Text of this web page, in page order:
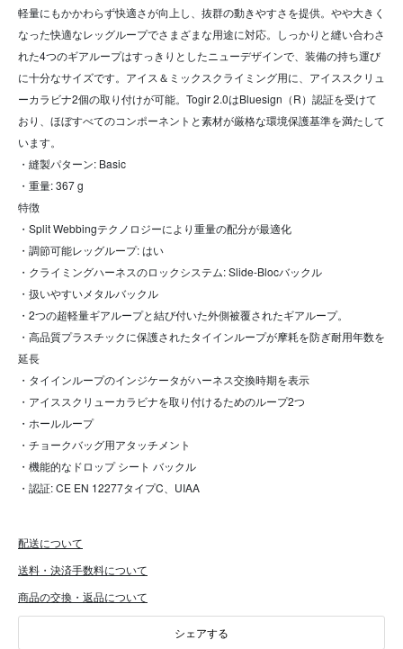
軽量にもかかわらず快適さが向上し、抜群の動きやすさを提供。やや大きく
なった快適なレッグループでさまざまな用途に対応。しっかりと縫い合わさ
れた4つのギアループはすっきりとしたニューデザインで、装備の持ち運び
に十分なサイズです。アイス＆ミックスクライミング用に、アイススクリュ
ーカラビナ2個の取り付けが可能。Togir 2.0はBluesign（R）認証を受けて
おり、ほぼすべてのコンポーネントと素材が厳格な環境保護基準を満たして
います。
・縫製パターン: Basic
・重量: 367 g
特徴
・Split Webbingテクノロジーにより重量の配分が最適化
・調節可能レッグループ: はい
・クライミングハーネスのロックシステム: Slide-Blocバックル
・扱いやすいメタルバックル
・2つの超軽量ギアループと結び付いた外側被覆されたギアループ。
・高品質プラスチックに保護されたタイインループが摩耗を防ぎ耐用年数を
延長
・タイインループのインジケータがハーネス交換時期を表示
・アイススクリューカラビナを取り付けるためのループ2つ
・ホールループ
・チョークバッグ用アタッチメント
・機能的なドロップ シート バックル
・認証: CE EN 12277タイプC、UIAA
配送について
送料・決済手数料について
商品の交換・返品について
シェアする